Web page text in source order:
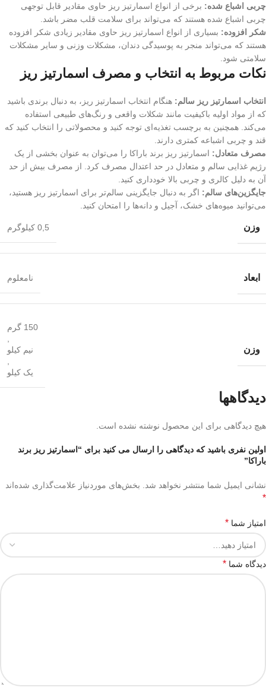
چربی اشباع شده: برخی از انواع اسمارتیز ریز حاوی مقادیر قابل توجهی
چربی اشباع شده هستند که می‌تواند برای سلامت قلب مضر باشد.
شکر افزوده: بسیاری از انواع اسمارتیز ریز حاوی مقادیر زیادی شکر افزوده
هستند که می‌تواند منجر به پوسیدگی دندان، مشکلات وزنی و سایر مشکلات
سلامتی شود.
نکات مربوط به انتخاب و مصرف اسمارتیز ریز
انتخاب اسمارتیز ریز سالم: هنگام انتخاب اسمارتیز ریز، به دنبال برندی باشید
که از مواد اولیه باکیفیت مانند شکلات واقعی و رنگ‌های طبیعی استفاده
می‌کند. همچنین به برچسب تغذیه‌ای توجه کنید و محصولاتی را انتخاب کنید که
قند و چربی اشباعه کمتری دارند.
مصرف متعادل: اسمارتیز ریز برند باراکا را می‌توان به عنوان بخشی از یک
رژیم غذایی سالم و متعادل در حد اعتدال مصرف کرد. از مصرف بیش از حد
آن به دلیل کالری و چربی بالا خودداری کنید.
جایگزین‌های سالم: اگر به دنبال جایگزینی سالم‌تر برای اسمارتیز ریز هستید،
می‌توانید میوه‌های خشک، آجیل و دانه‌ها را امتحان کنید.
وزن 0,5 کیلوگرم
ابعاد نامعلوم
وزن
150 گرم
نیم کیلو
یک کیلو
دیدگاهها
هیچ دیدگاهی برای این محصول نوشته نشده است.
اولین نفری باشید که دیدگاهی را ارسال می کنید برای “اسمارتیز ریز برند
باراکا”
نشانی ایمیل شما منتشر نخواهد شد. بخش‌های موردنیاز علامت‌گذاری شده‌اند
*
امتیاز شما *
دیدگاه شما *